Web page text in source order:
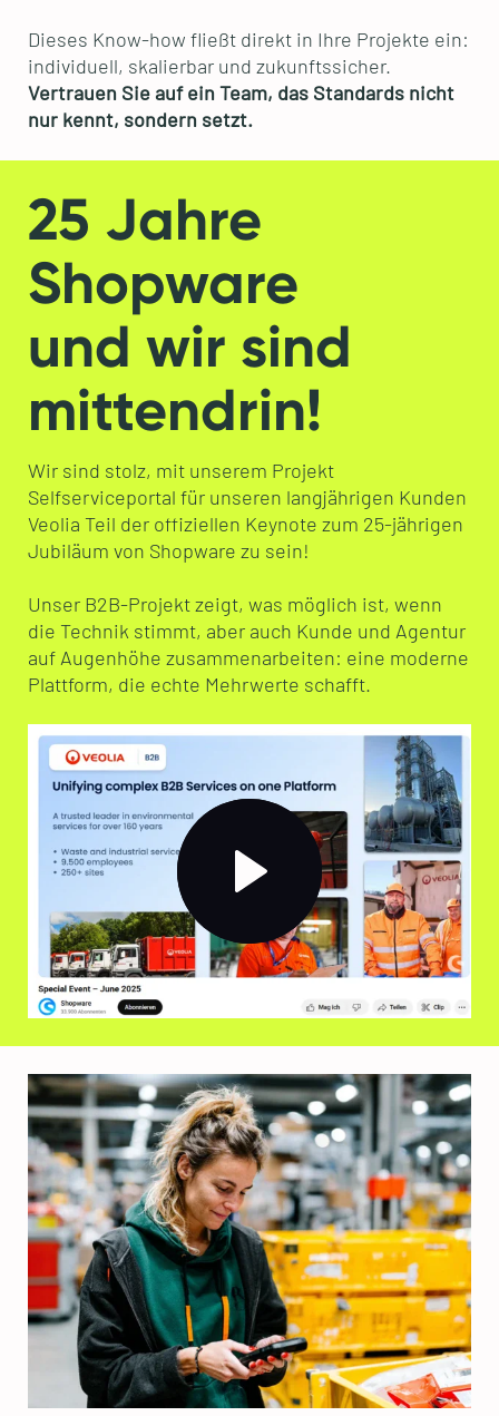
Dieses Know-how fließt direkt in Ihre Projekte ein:
individuell, skalierbar und zukunftssicher.
Vertrauen Sie auf ein Team, das Standards nicht
nur kennt, sondern setzt.
25 Jahre
Shopware
und wir sind
mittendrin!
Wir sind stolz, mit unserem Projekt
Selfserviceportal für unseren langjährigen Kunden
Veolia Teil der offiziellen Keynote zum 25-jährigen
Jubiläum von Shopware zu sein!
Unser B2B-Projekt zeigt, was möglich ist, wenn
die Technik stimmt, aber auch Kunde und Agentur
auf Augenhöhe zusammenarbeiten: eine moderne
Plattform, die echte Mehrwerte schafft.